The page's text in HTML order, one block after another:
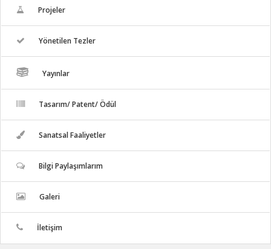
Projeler
Yönetilen Tezler
Yayınlar
Tasarım/ Patent/ Ödül
Sanatsal Faaliyetler
Bilgi Paylaşımlarım
Galeri
İletişim